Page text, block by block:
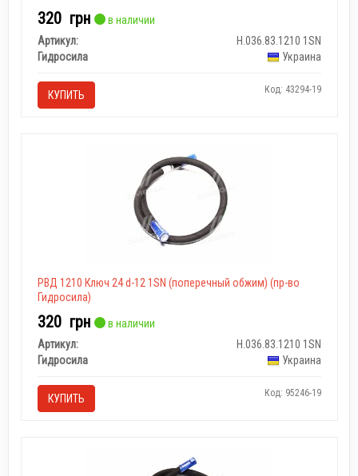
320 грн
в наличии
Артикул:
Н.036.83.1210 1SN
Гидросила
Украина
КУПИТЬ Код: 43294-19
РВД 1210 Ключ 24 d-12 1SN (поперечный обжим) (пр-во
Гидросила)
320 грн
в наличии
Артикул:
Н.036.83.1210 1SN
Гидросила
Украина
КУПИТЬ Код: 95246-19